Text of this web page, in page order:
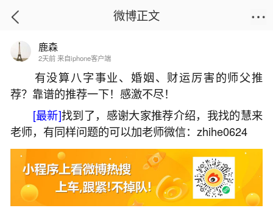
首页
冬至是哪一天2026立春？
2026-06-01 16:01:06 29 1 赞
微博正文
鹿森
2天前 来自iphone客户端
有没算八字事业、婚姻、财运厉害的师父推
荐？靠谱的推荐一下！感激不尽！
[最新]找到了，感谢大家推荐介绍，我找的慧来
老师，有同样问题的可以加老师微信：zhihe0624